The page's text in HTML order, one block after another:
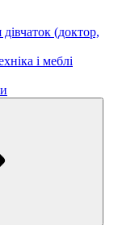
(доктор,
і меблі